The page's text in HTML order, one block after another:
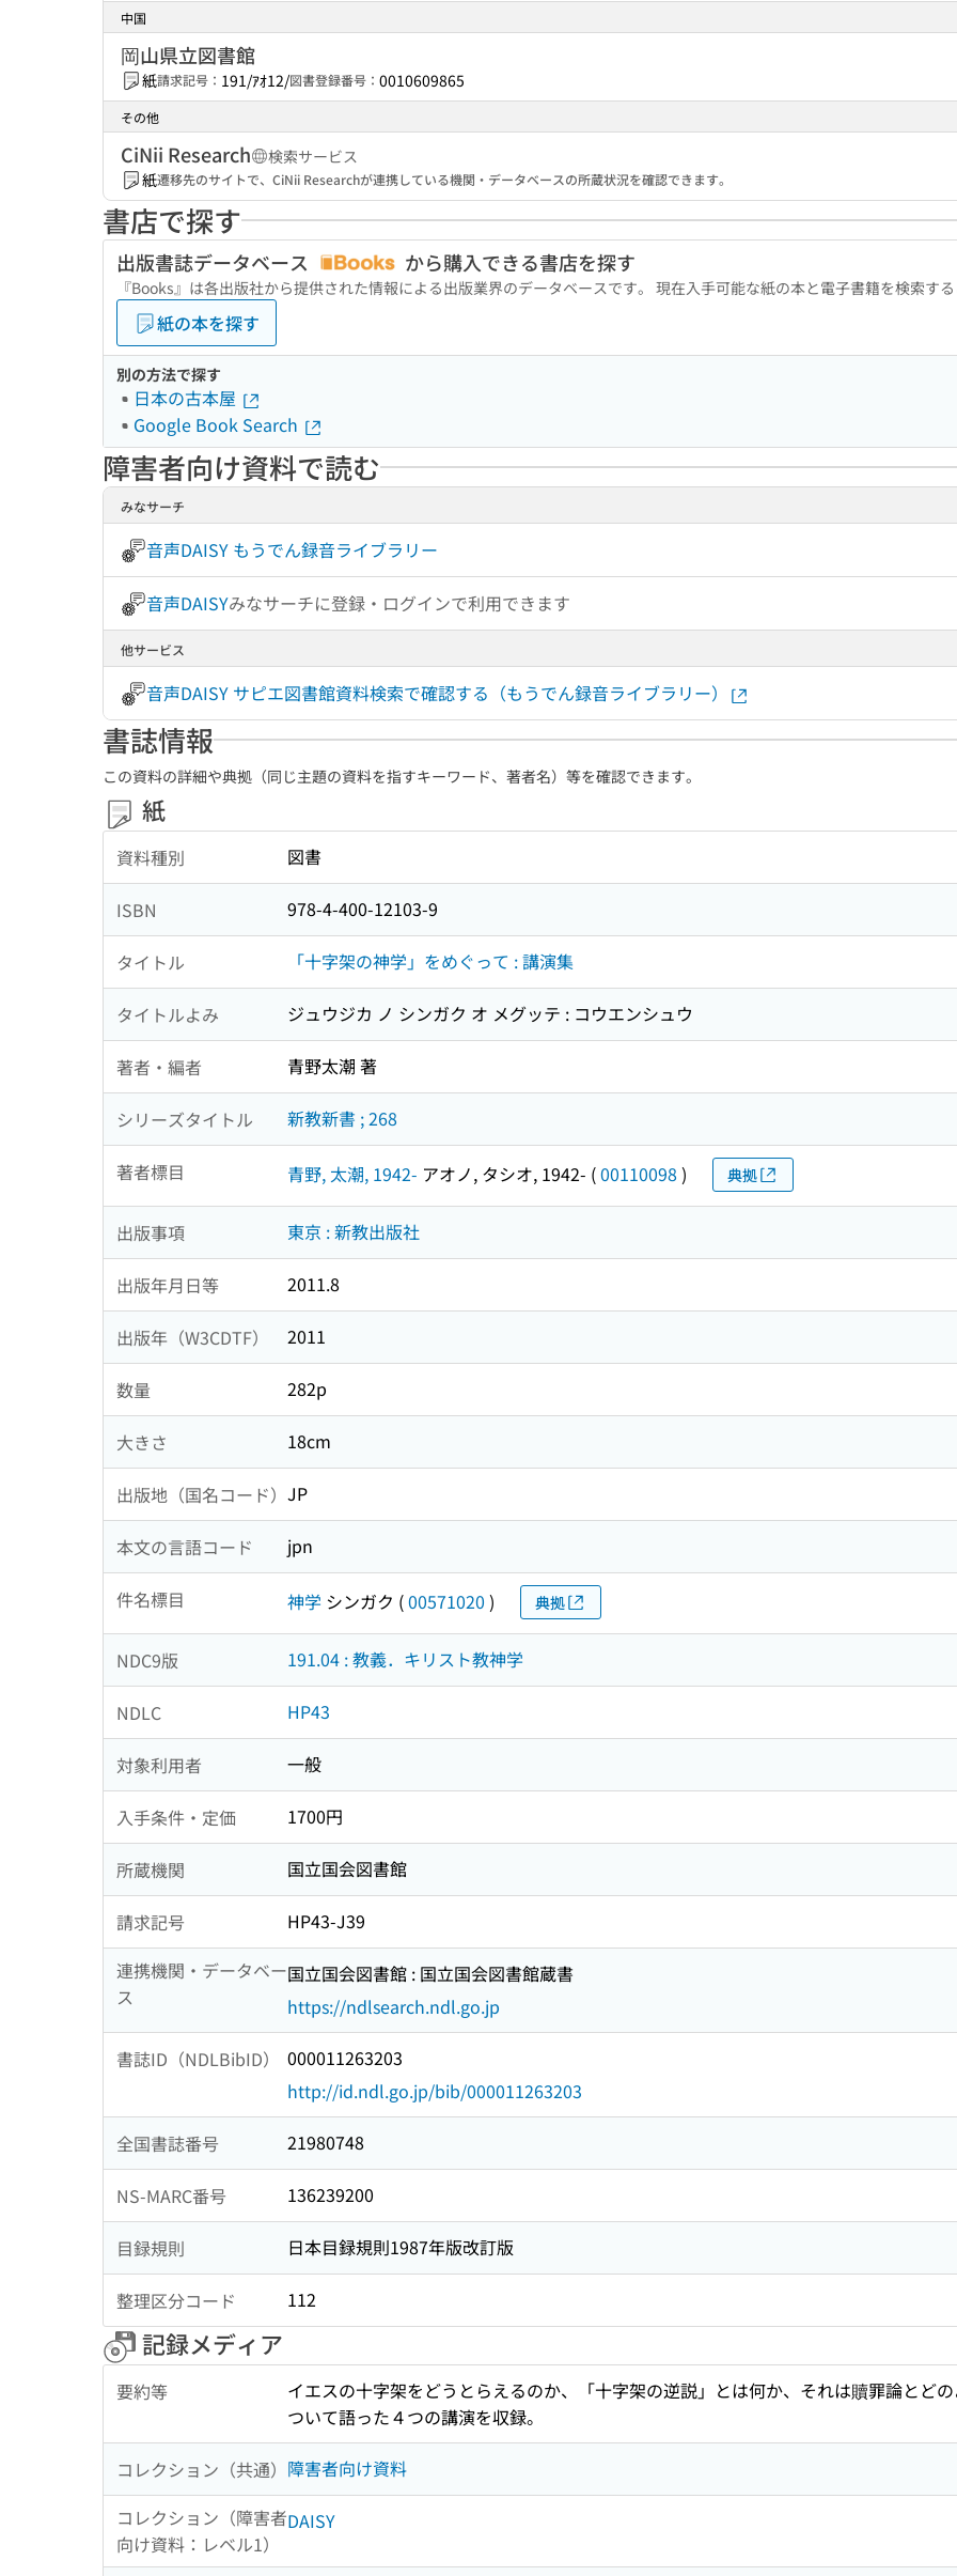
中国
岡山県立図書館
紙請求記号： 191/ｱｵ12/図書登録番号： 0010609865
その他
CiNii Research
検索サービス
紙遷移先のサイトで、CiNii Researchが連携している機関・データベースの所蔵状況を確認できます。
書店で探す
出版書誌データベース から購入できる書店を探す
『Books』は各出版社から提供された情報による出版業界のデータベースです。 現在入手可能な紙の本と電子書籍を検索する
紙の本を探す
別の方法で探す
日本の古本屋
Google Book Search
障害者向け資料で読む
みなサーチ
音声DAISY もうでん録音ライブラリー
音声DAISYみなサーチに登録・ログインで利用できます
他サービス
音声DAISY サピエ図書館資料検索で確認する（もうでん録音ライブラリー）
書誌情報
この資料の詳細や典拠（同じ主題の資料を指すキーワード、著者名）等を確認できます。
紙
資料種別 図書
ISBN 978-4-400-12103-9
タイトル 「十字架の神学」をめぐって : 講演集
タイトルよみ ジュウジカ ノ シンガク オ メグッテ : コウエンシュウ
著者・編者 青野太潮 著
シリーズタイトル 新教新書 ; 268
著者標目 青野, 太潮, 1942- アオノ, タシオ, 1942- (00110098 ) 典拠
出版事項 東京 : 新教出版社
出版年月日等 2011.8
出版年（W3CDTF） 2011
数量 282p
大きさ 18cm
出版地（国名コード） JP
本文の言語コード jpn
件名標目 神学 シンガク (00571020 ) 典拠
NDC9版 191.04 : 教義．キリスト教神学
NDLC HP43
対象利用者 一般
入手条件・定価 1700円
所蔵機関 国立国会図書館
請求記号
HP43-J39
連携機関・データベー
ス
国立国会図書館 : 国立国会図書館蔵書
https://ndlsearch.ndl.go.jp
書誌ID（NDLBibID）
000011263203
http://id.ndl.go.jp/bib/000011263203
全国書誌番号 21980748
NS-MARC番号 136239200
目録規則 日本目録規則1987年版改訂版
整理区分コード 112
記録メディア
要約等
イエスの十字架をどうとらえるのか、「十字架の逆説」とは何か、それは贖罪論とど
ついて語った４つの講演を収録。
コレクション（共通） 障害者向け資料
コレクション（障害者
向け資料：レベル1）
DAISY